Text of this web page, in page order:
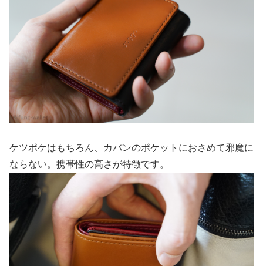
ケツポケはもちろん、カバンのポケットにおさめて邪魔に
ならない。携帯性の高さが特徴です。